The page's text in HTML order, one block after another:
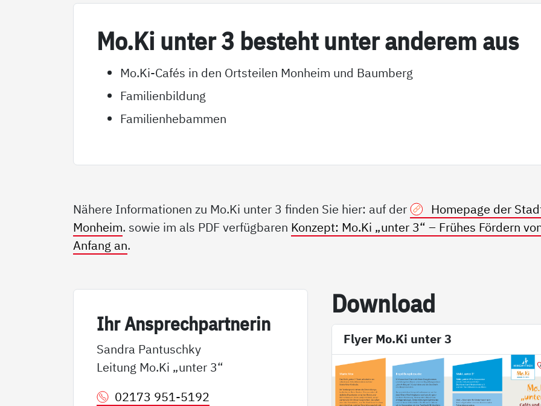
Mo.Ki un­ter 3 be­steht un­ter an­de­rem aus
Mo.Ki-Cafés in den Ortsteilen Monheim und Baumberg
Familienbildung
Familienhebammen
Nähere Informationen zu Mo.Ki unter 3 finden Sie hier: auf der
Homepage der
Monheim. sowie im als PDF verfügbaren Konzept: Mo.Ki „unter 3“ – Frühes Fördern
Anfang an.
Ihr An­sp­rech­part­ne­rin
Sandra Pantuschky
Leitung Mo.Ki „unter 3“
02173 951-5192
Down­load
Flyer Mo.Ki unter 3